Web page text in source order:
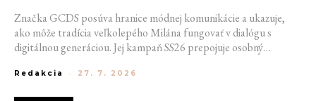
Značka GCDS posúva hranice módnej komunikácie a ukazuje,
ako môže tradícia veľkolepého Milána fungovať v dialógu s
digitálnou generáciou. Jej kampaň SS26 prepojuje osobný
spôsob, akým dnes módu vnímame a zdieľame. Zároveň
Redakcia - 27. 7. 2026